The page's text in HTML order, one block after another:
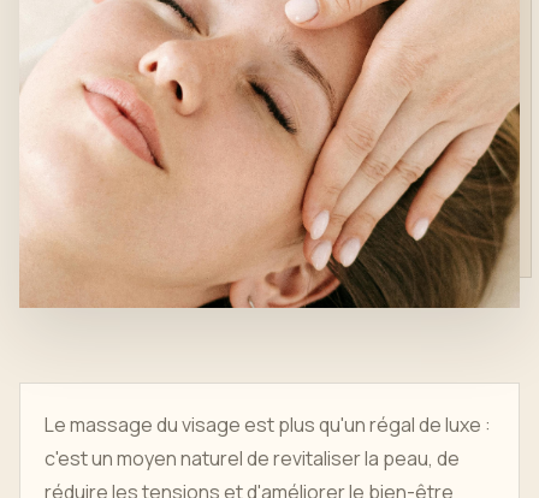
Le massage du visage est plus qu'un régal de luxe :
c'est un moyen naturel de revitaliser la peau, de
réduire les tensions et d'améliorer le bien-être